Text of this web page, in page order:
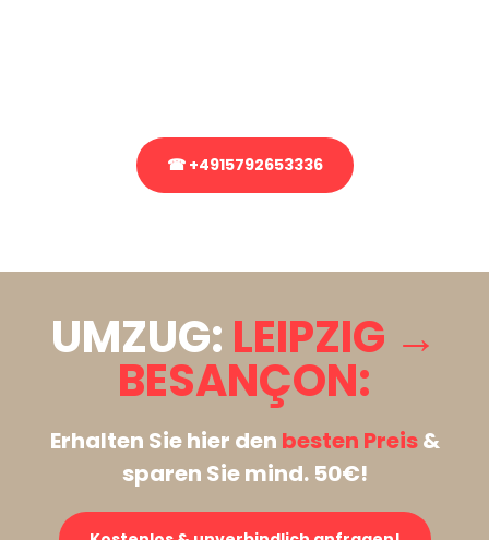
☎ +4915792653336
UMZUG: LEIPZIG →
BESANÇON:
Erhalten Sie hier den besten Preis&
sparen Sie mind. 50€!